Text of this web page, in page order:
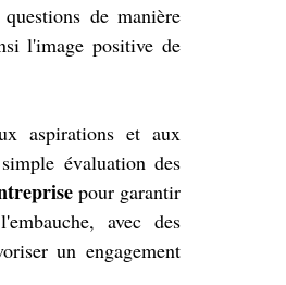
de manière
l'image positive de
aspirations et aux
évaluation des
pour garantir
avec des
un engagement